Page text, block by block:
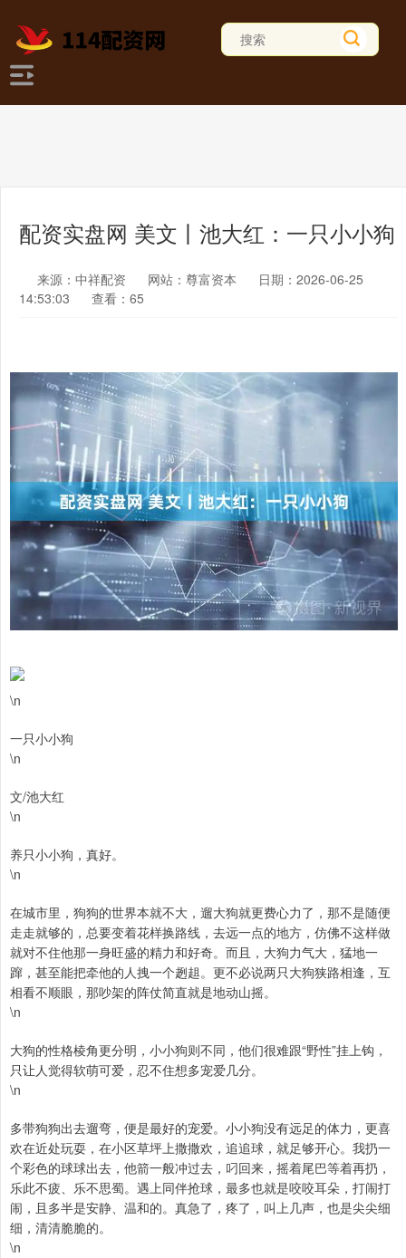
配资实盘网 美文丨池大红：一只小小狗
来源：中祥配资 网站：尊富资本
日期：2026-06-25
14:53:03
查看：65
\n
一只小小狗
\n
文/池大红
\n
养只小小狗，真好。
\n
在城市里，狗狗的世界本就不大，遛大狗就更费心力了，那不是随便
走走就够的，总要变着花样换路线，去远一点的地方，仿佛不这样做
就对不住他那一身旺盛的精力和好奇。而且，大狗力气大，猛地一
蹿，甚至能把牵他的人拽一个趔趄。更不必说两只大狗狭路相逢，互
相看不顺眼，那吵架的阵仗简直就是地动山摇。
\n
大狗的性格棱角更分明，小小狗则不同，他们很难跟“野性”挂上钩，
只让人觉得软萌可爱，忍不住想多宠爱几分。
\n
多带狗狗出去遛弯，便是最好的宠爱。小小狗没有远足的体力，更喜
欢在近处玩耍，在小区草坪上撒撒欢，追追球，就足够开心。我扔一
个彩色的球球出去，他箭一般冲过去，叼回来，摇着尾巴等着再扔，
乐此不疲、乐不思蜀。遇上同伴抢球，最多也就是咬咬耳朵，打闹打
闹，且多半是安静、温和的。真急了，疼了，叫上几声，也是尖尖细
细，清清脆脆的。
\n